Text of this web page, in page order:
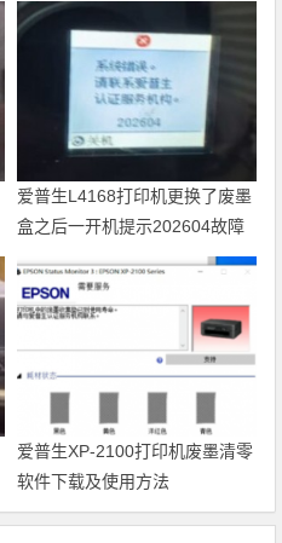
爱普生L4168打印机更换了废墨
盒之后一开机提示202604故障
爱普生XP-2100打印机废墨清零
软件下载及使用方法